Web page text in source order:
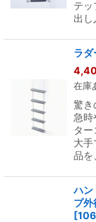
テ
出
ラダ
在庫
驚き
急時
タ
大
品を
ハ
プ
[